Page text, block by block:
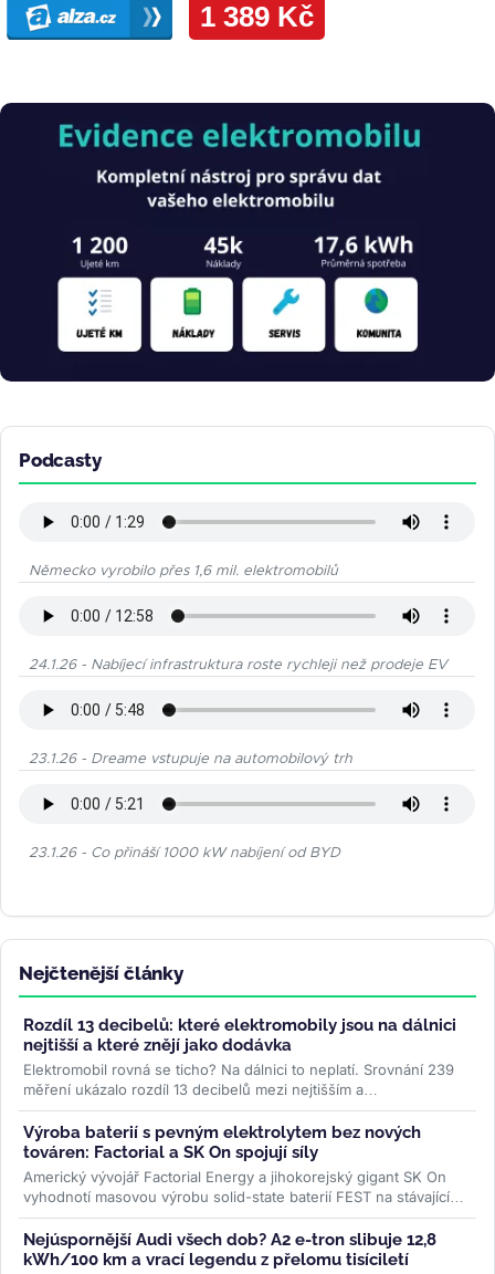
Obrázek
Podcasty
Německo vyrobilo přes 1,6 mil. elektromobilů
24.1.26 - Nabíjecí infrastruktura roste rychleji než prodeje EV
23.1.26 - Dreame vstupuje na automobilový trh
23.1.26 - Co přináší 1000 kW nabíjení od BYD
Nejčtenější články
Rozdíl 13 decibelů: které elektromobily jsou na dálnici
nejtišší a které znějí jako dodávka
Elektromobil rovná se ticho? Na dálnici to neplatí. Srovnání 239
měření ukázalo rozdíl 13 decibelů mezi nejtišším a
nejhlučnějším...>>
Výroba baterií s pevným elektrolytem bez nových
továren: Factorial a SK On spojují síly
Americký vývojář Factorial Energy a jihokorejský gigant SK On
vyhodnotí masovou výrobu solid-state baterií FEST na stávajících
linkách....>>
Nejúspornější Audi všech dob? A2 e-tron slibuje 12,8
kWh/100 km a vrací legendu z přelomu tisíciletí